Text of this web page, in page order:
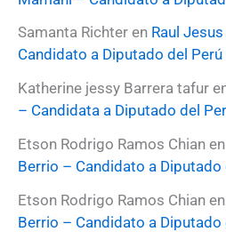
Samanta Richter en Raul
Candidato a Diputado del Perú
Katherine jessy Barrera tafur
– Candidata a Diputado del
Etson Rodrigo Ramos Chian en
Berrio – Candidato a Diputado
Etson Rodrigo Ramos Chian en
Berrio – Candidato a Diputado